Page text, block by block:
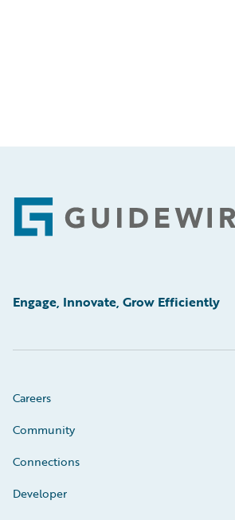
Footer
Engage, Innovate, Grow Efficiently
Careers
Community
Connections
Developer